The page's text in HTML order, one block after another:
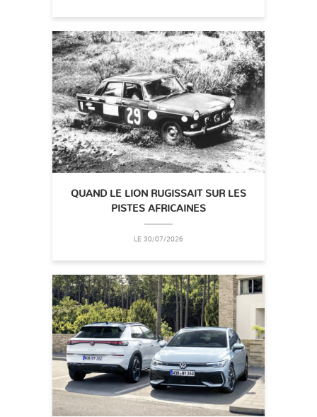
QUAND LE LION RUGISSAIT SUR LES
PISTES AFRICAINES
LE 30/07/2026